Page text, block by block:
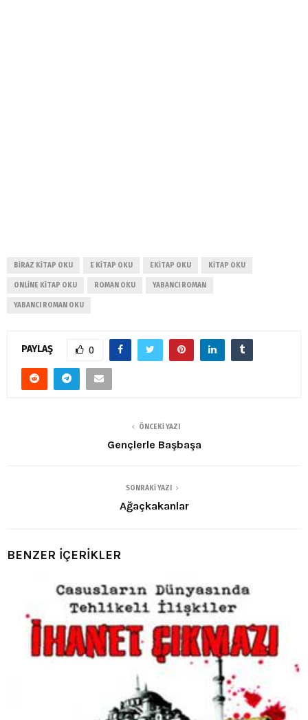
BIRAZ KITAP OKU E KITAP OKU EKITAP OKU KITAP OKU
ONLINE KITAP OKU ROMAN OKU YABANCI ROMAN
YABANCI ROMAN OKU
PAYLAŞ 0
ÖNCEKI YAZI
Gençlerle Başbaşa
SONRAKI YAZI
Ağaçkakanlar
BENZER İÇERİKLER